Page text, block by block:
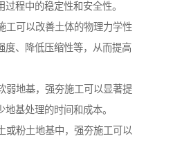
程中的稳定性和安全性。
工可以改善土体的物理力学性
度、降低压缩性等，从而提高
弱地基，强夯施工可以显著提
基处理的时间和成本。
或粉土地基中，强夯施工可以